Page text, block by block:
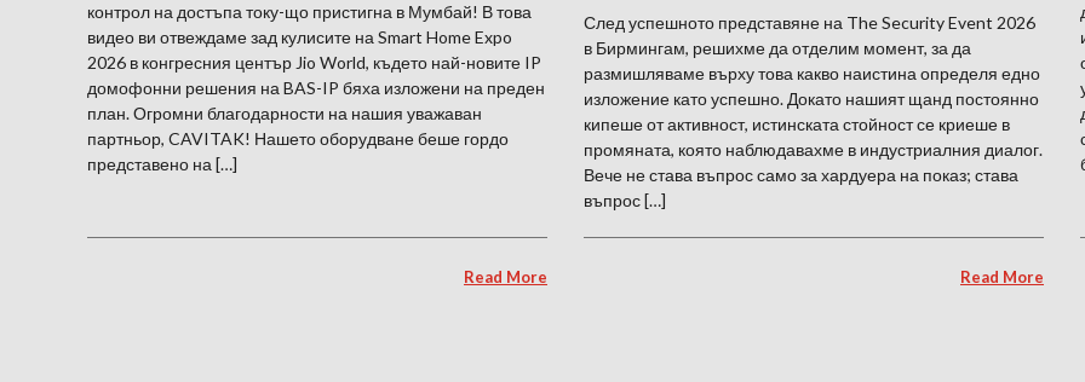
контрол на достъпа току-що пристигна в Мумбай! В това
видео ви отвеждаме зад кулисите на Smart Home Expo
2026 в конгресния център Jio World, където най-новите IP
домофонни решения на BAS-IP бяха изложени на преден
план. Огромни благодарности на нашия уважаван
партньор, CAVITAK! Нашето оборудване беше гордо
представено на […]
Read More
След успешното представяне на The Security Event 2026
в Бирмингам, решихме да отделим момент, за да
размишляваме върху това какво наистина определя едно
изложение като успешно. Докато нашият щанд постоянно
кипеше от активност, истинската стойност се криеше в
промяната, която наблюдавахме в индустриалния диалог.
Вече не става въпрос само за хардуера на показ; става
въпрос […]
Read More